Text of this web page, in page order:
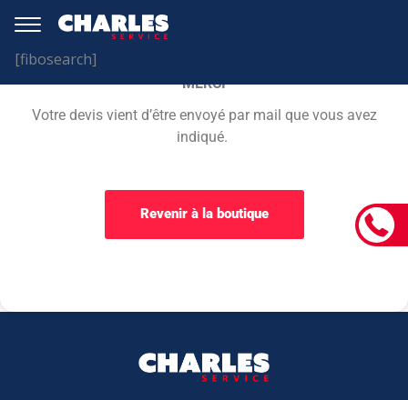
[fibosearch]
MERCI
Votre devis vient d’être envoyé par mail que vous avez
indiqué.
Revenir à la boutique